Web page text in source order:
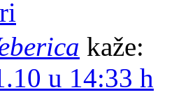
kaže:
u 14:33 h